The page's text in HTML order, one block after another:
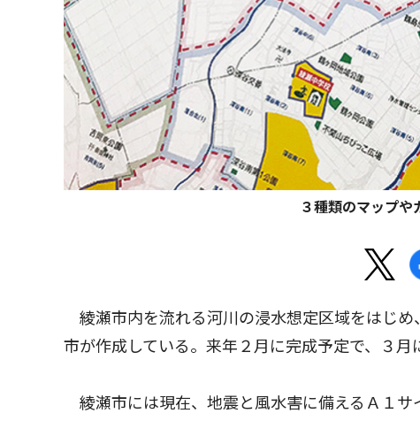
３種類のマップや
綾瀬市内を流れる河川の浸水想定区域をはじ
市が作成している。来年２月に完成予定で、３月
綾瀬市には現在、地震と風水害に備えるＡ１